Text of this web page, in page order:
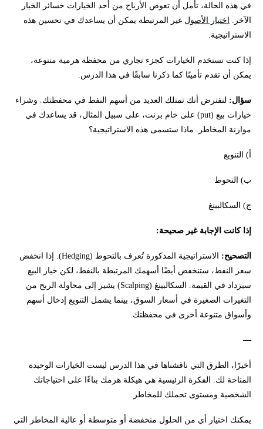
في هذه الحالة، تأمل أن تعوض الأرباح من أحد الخيارات خسائر الخيار
الآخر. اختيار الأصول غير المرتبطة يمكن أن يساعدك في تحسين هذه
الاستراتيجية.
إذا كنت تستخدم الخيارات كجزء تجاري من محفظة هرمية متنوعة،
يمكن أن تقدم تأمينًا كما ذكرنا سابقًا في هذا الدرس.
سؤال: لنفترض أنك تمتلك العديد من أسهم النفط في محفظتك. وشراء
خيارات بيع (put) على خام برنت، على سبيل المثال، قد يساعدك في
موازنة المخاطر. ماذا ستسمى هذه الاستراتيجية؟
أ) التنويع
ب) التحوط
ج) السكالبينغ
إذا كانت الإجابة غير صحيحة:
التصحيح:
الاستراتيجية المذكورة تُعرف بالتحوط (Hedging). إذا انخفض
سعر النفط، ستنخفض أيضًا أسهمك المرتبطة بالنفط، لكن خيار البيع
سيزداد في القيمة. السكالبينغ (Scalping) يشير إلى محاولة الربح من
التغيرات الصغيرة في أسعار السوق، بينما يشمل التنويع إدخال أسهم
وأسواق متنوعة أخرى في محفظتك.
—
أخيرًا، الطرق التي ناقشناها في هذا الدرس ليست الخيارات الوحيدة
المتاحة لك. الفكرة الرئيسية هي هيكلة هرمك بناءًا على احتياجاتك
الشخصية ومستوى تحملك للمخاطر.
يمكنك اختيار أي من الحلول منخفضة أو متوسطة أو عالية المخاطر التي